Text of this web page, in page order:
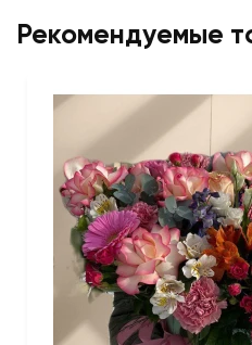
Рекомендуемые